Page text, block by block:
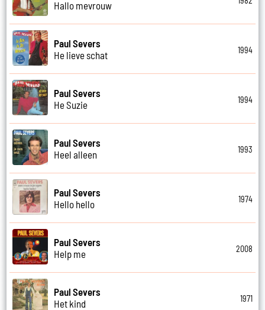
Hallo mevrouw
Paul Severs
He lieve schat
1994
Paul Severs
He Suzie
1994
Paul Severs
Heel alleen
1993
Paul Severs
Hello hello
1974
Paul Severs
Help me
2008
Paul Severs
Het kind
1971